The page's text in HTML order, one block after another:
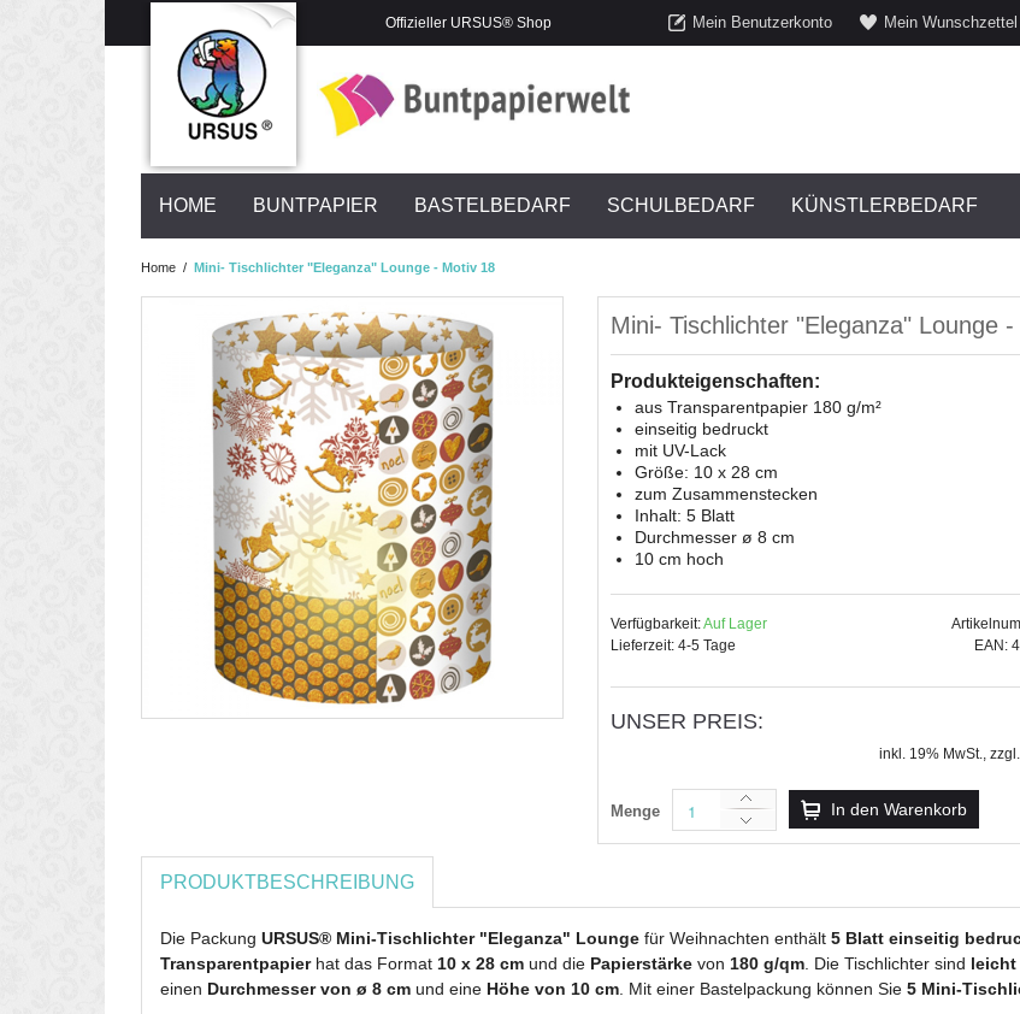
Offizieller URSUS® Shop Mein Benutzerkonto Mein Wunschzettel
HOME BUNTPAPIER BASTELBEDARF SCHULBEDARF KÜNSTLERBEDARF
Home / Mini- Tischlichter "Eleganza" Lounge - Motiv 18
Mini- Tischlichter "Eleganza" Lounge
Produkteigenschaften:
aus Transparentpapier 180 g/m²
einseitig bedruckt
mit UV-Lack
Größe: 10 x 28 cm
zum Zusammenstecken
Inhalt: 5 Blatt
Durchmesser ø 8 cm
10 cm hoch
Verfügbarkeit:Auf Lager
Lieferzeit: 4-5 Tage
EAN:
UNSER PREIS:
inkl. 19% MwSt., zzgl.
Menge In den Warenkorb
PRODUKTBESCHREIBUNG
Die Packung URSUS® Mini-Tischlichter "Eleganza" Lounge für Weihnachten enthält 5 Blatt einseitig
Transparentpapierhat das Format 10 x 28 cm und die Papierstärke von 180 g/qm . Die Tischlichter sind leicht
einen Durchmesser von ø 8 cm und eine Höhe von 10 cm . Mit einer Bastelpackung können Sie 5 Mini-